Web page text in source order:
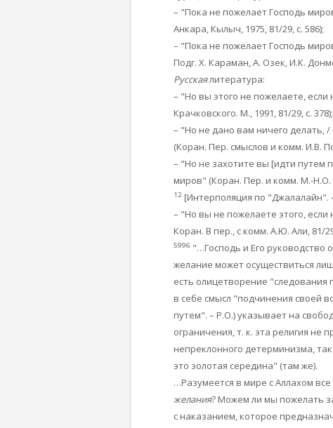
– "Пока не пожелает Господь
Анкара, Кылыч, 1975, 81/29, с. 586);
– "Пока не пожелает Господь
Подг. X. Караман, А. Озек, И.К.
Русскаялитература:
– "Но вы этого не пожелаете,
Крачковского. М., 1991, 81/29, с. 378);
– "Но не дано вам ничего делать,
(Коран. Пер. смыслов и комм. И.В.
– "Но не захотите вы [идти путем
миров" (Коран. Пер. и комм. М.-Н.О.
12 [Интерполяция по "Джалалайн".
– "Но вы не пожелаете этого, если
Коран. В пер., с комм. А.Ю. Али, 81/
5996 "…Господь и Его руководство
желание может осуществиться
есть олицетворение "следования
в себе смысл "подчинения своей
путем". – Р.О.) указывает на
ограничения, т. к. эта религия не
непреклонного детерминизма,
это золотая середина" (там же).
…Разумеется в мире с Аллахом
желания? Можем ли мы пожелать
с наказанием, которое